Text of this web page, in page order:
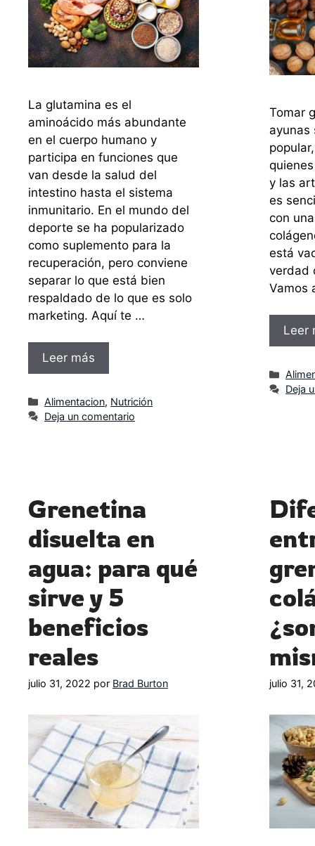
La glutamina es el
aminoácido más abundante
en el cuerpo humano y
participa en funciones que
van desde la salud del
intestino hasta el sistema
inmunitario. En el mundo del
deporte se ha popularizado
como suplemento para la
recuperación, pero conviene
separar lo que está bien
respaldado de lo que es solo
marketing. Aquí te …
Leer más
Categorías
Alimentacion, Nutrición
Deja un comentario
Tomar
ayunas
y las
es
con
está
verdad
Vamos
Leer
Deja
Grenetina
disuelta en
agua: para qué
sirve y 5
beneficios
reales
julio 31, 2022 por Brad Burton julio 31,